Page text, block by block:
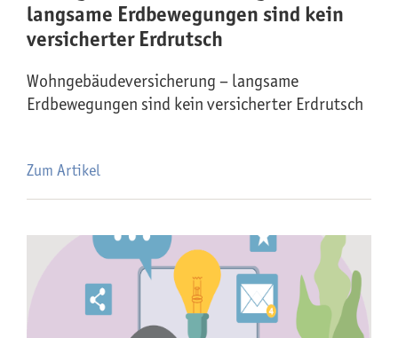
langsame Erdbewegungen sind kein
versicherter Erdrutsch
Wohngebäude­versicherung – langsame
Erdbewegungen sind kein versicherter Erdrutsch
Zum Artikel